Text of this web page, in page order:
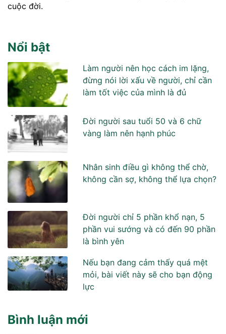
cuộc đời.
Nổi bật
Làm người nên học cách im lặng,
đừng nói lời xấu về người, chỉ cần
làm tốt việc của mình là đủ
Đời người sau tuổi 50 và 6 chữ
vàng làm nên hạnh phúc
Nhân sinh điều gì không thể chờ,
không cần sợ, không thể lựa chọn?
Đời người chỉ 5 phần khổ nạn, 5
phần vui sướng và có đến 90 phần
là bình yên
Nếu bạn đang cảm thấy quá mệt
mỏi, bài viết này sẽ cho bạn động
lực
Bình luận mới